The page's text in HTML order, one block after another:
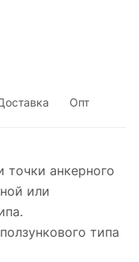
Опт
точки анкерного
или
типа